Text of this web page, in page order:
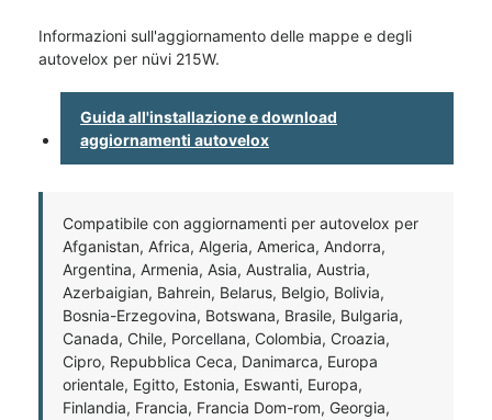
Informazioni sull'aggiornamento delle mappe e degli
autovelox per nüvi 215W.
Guida all'installazione e download
aggiornamenti autovelox
Compatibile con aggiornamenti per autovelox per
Afganistan, Africa, Algeria, America, Andorra,
Argentina, Armenia, Asia, Australia, Austria,
Azerbaigian, Bahrein, Belarus, Belgio, Bolivia,
Bosnia-Erzegovina, Botswana, Brasile, Bulgaria,
Canada, Chile, Porcellana, Colombia, Croazia,
Cipro, Repubblica Ceca, Danimarca, Europa
orientale, Egitto, Estonia, Eswanti, Europa,
Finlandia, Francia, Francia Dom-rom, Georgia,